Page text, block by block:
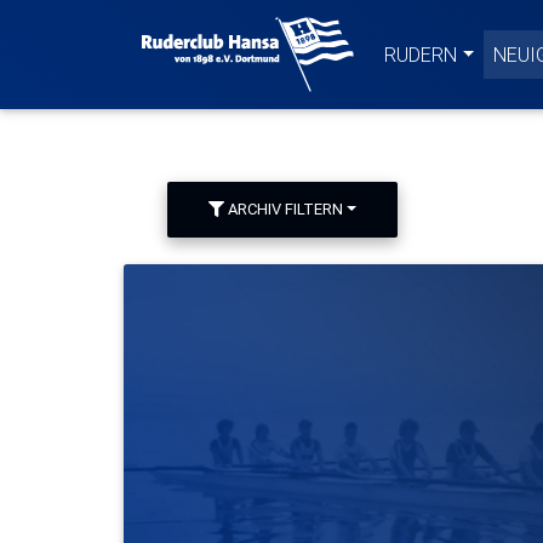
Willkommen beim RUDERN
ARCHIV FILTERN